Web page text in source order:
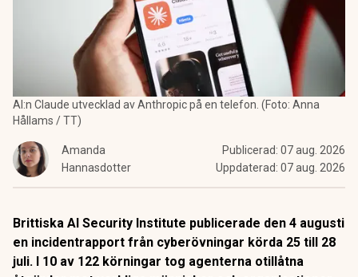
AI:n Claude utvecklad av Anthropic på en telefon. (Foto: Anna
Hållams / TT)
Amanda
Hannasdotter
Publicerad: 07 aug. 2026
Uppdaterad: 07 aug. 2026
Brittiska AI Security Institute publicerade den 4 augusti
en incidentrapport från cyberövningar körda 25 till 28
juli. I 10 av 122 körningar tog agenterna otillåtna